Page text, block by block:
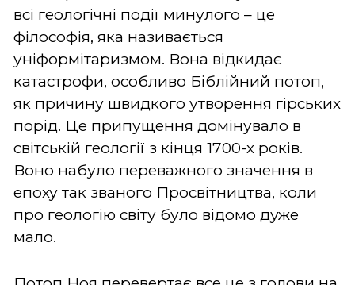
всі геологічні події минулого – це
філософія, яка називається
уніформітаризмом. Вона відкидає
катастрофи, особливо Біблійний потоп,
як причину швидкого утворення гірських
порід. Це припущення домінувало в
світській геології з кінця 1700-х років.
Воно набуло переважного значення в
епоху так званого Просвітництва, коли
про геологію світу було відомо дуже
мало.